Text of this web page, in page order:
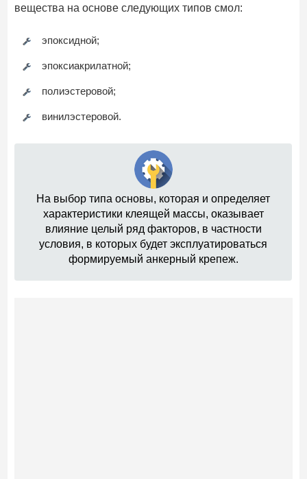
вещества на основе следующих типов смол:
эпоксидной;
эпоксиакрилатной;
полиэстеровой;
винилэстеровой.
На выбор типа основы, которая и определяет
характеристики клеящей массы, оказывает
влияние целый ряд факторов, в частности
условия, в которых будет эксплуатироваться
формируемый анкерный крепеж.